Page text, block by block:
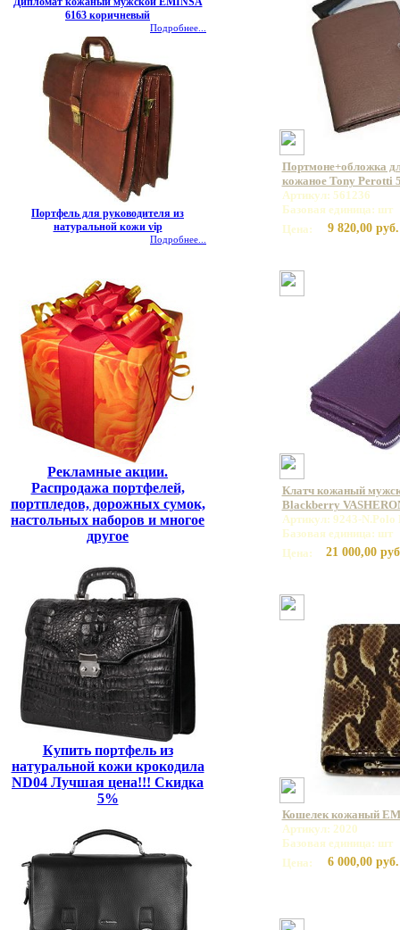
6163 коричневый
Подробнее...
Портфель для руководителя из
натуральной кожи vip
Подробнее...
Рекламные акции.
Распродажа портфелей,
портпледов, дорожных сумок,
настольных наборов и многое
другое
Купить портфель из
натуральной кожи крокодила
ND04 Лучшая цена!!! Скидка
5%
Портмоне+обложка
кожаное Tony Perotti
Артикул: 561236
Базовая единица: шт
Цена:
9 820,00 руб.
Клатч кожаный
Blackberry
Артикул: 9243-
Базовая единица: шт
Цена:
21 000,00
Кошелек кожаный
Артикул: 2020
Базовая единица: шт
Цена:
6 000,00 руб.